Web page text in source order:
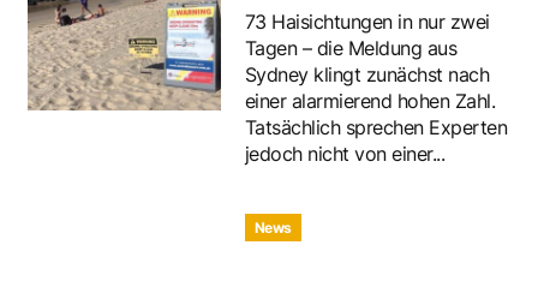
73 Haisichtungen in nur zwei
Tagen – die Meldung aus
Sydney klingt zunächst nach
einer alarmierend hohen Zahl.
Tatsächlich sprechen Experten
jedoch nicht von einer...
News